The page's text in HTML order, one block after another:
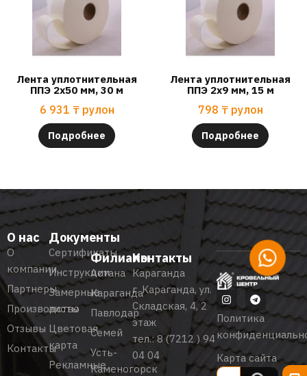
Лента уплотнительная
ППЭ 2х50 мм, 30 м
6 931 ₸ рулон
Подробнее
Лента уплотнительная
ППЭ 2х9 мм, 15 м
798 ₸ рулон
Подробнее
О нас
О
компании
Партнеры
Производство
Отзывы
Контакты
Документы
Сертификаты
Инструкции
Замерные
листы
Цветовая
карта
Рекламные
Филиалы
Астана
Караганда
Павлодар
Семей
Усть-
Каменогорск
Контакты
Караганда
г. Караганда, ул.
Складская, 4, 2
этаж
тел.:8 (7212 ) 94
04 04
Политика
Карта сайта